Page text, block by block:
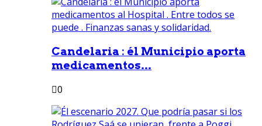
Candelaria : él Municipio aporta
medicamentos...
0